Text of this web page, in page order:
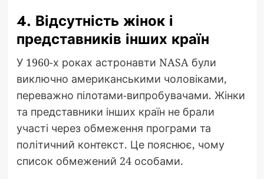
4. Відсутність жінок і
представників інших країн
У 1960-х роках астронавти NASA були
виключно американськими чоловіками,
переважно пілотами-випробувачами. Жінки
та представники інших країн не брали
участі через обмеження програми та
політичний контекст. Це пояснює, чому
список обмежений 24 особами.